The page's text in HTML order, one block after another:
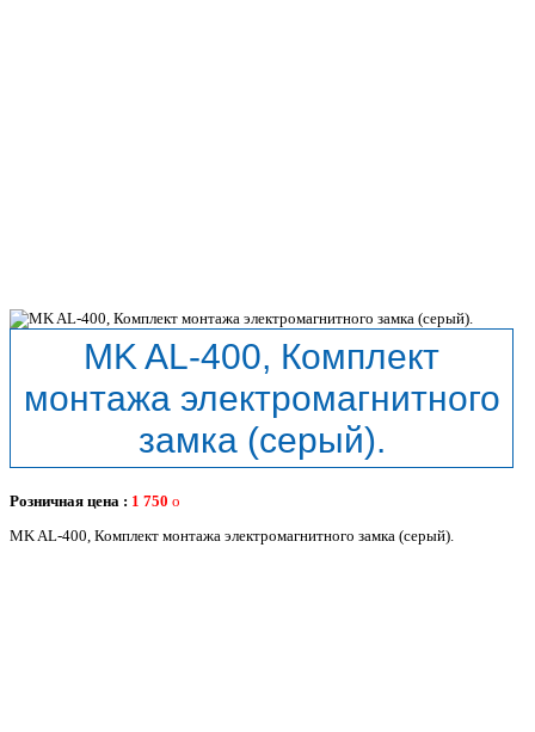
MK AL-400, Комплект
монтажа электромагнитного
замка (серый).
Розничная цена : 1 750
MK AL-400, Комплект монтажа электромагнитного замка (серый).